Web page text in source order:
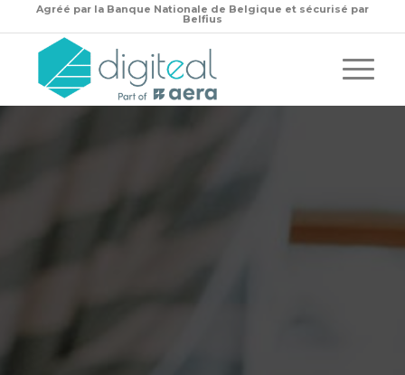
Agréé par la Banque Nationale de Belgique et sécurisé par
Belfius